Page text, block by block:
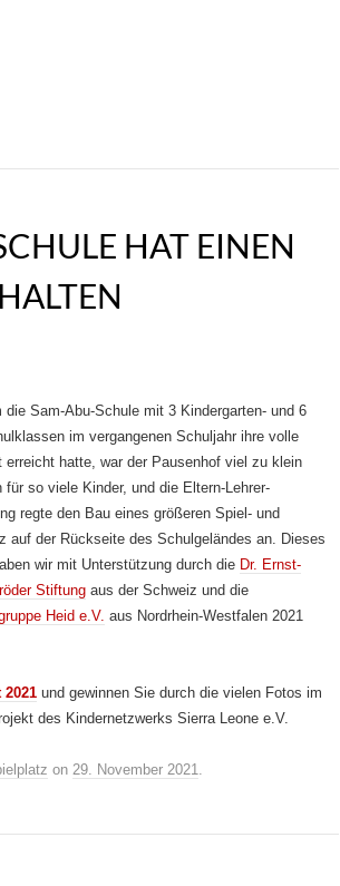
HAT EINEN
die Sam-Abu-Schule mit 3 Kindergarten- und 6
im vergangenen Schuljahr ihre volle
erreicht hatte, war der Pausenhof viel zu klein
für so viele Kinder, und die Eltern-Lehrer-
regte den Bau eines größeren Spiel- und
auf der Rückseite des Schulgeländes an. Dieses
wir mit Unterstützung durch die Dr. Ernst-
Stiftung aus der Schweiz und die
Heid e.V. aus Nordrhein-Westfalen 2021
und gewinnen Sie durch die vielen Fotos im
des Kindernetzwerks Sierra Leone e.V.
on 29. November 2021